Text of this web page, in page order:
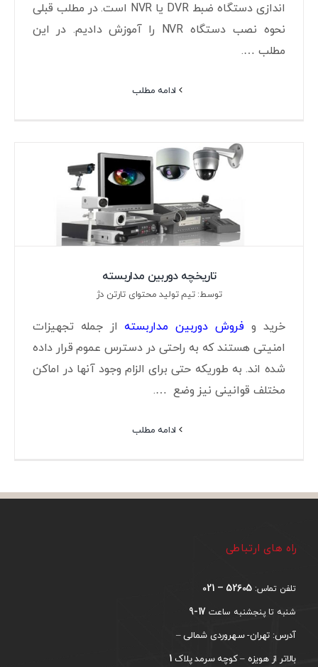
اندازی دستگاه ضبط DVR یا NVR است. در مطلب قبلی
نحوه نصب دستگاه NVR را آموزش دادیم. در این
مطلب ….
ادامه مطلب
تاریخچه دوربین مداربسته
توسط: تیم تولید محتوای تارتن دژ
خرید و فروش دوربین مداربسته از جمله تجهیزات
امنیتی هستند که به راحتی در دسترس عموم قرار داده
شده اند. به طوریکه حتی برای الزام وجود آنها در اماکن
مختلف قوانینی نیز وضع ….
ادامه مطلب
راه های ارتباطی
تلفن تماس: 52605 – 021
شنبه تا پنجشنبه ساعت 17-9
آدرس: تهران- سهروردی شمالی –
بالاتر از هویزه – کوچه سرمد پلاک 1